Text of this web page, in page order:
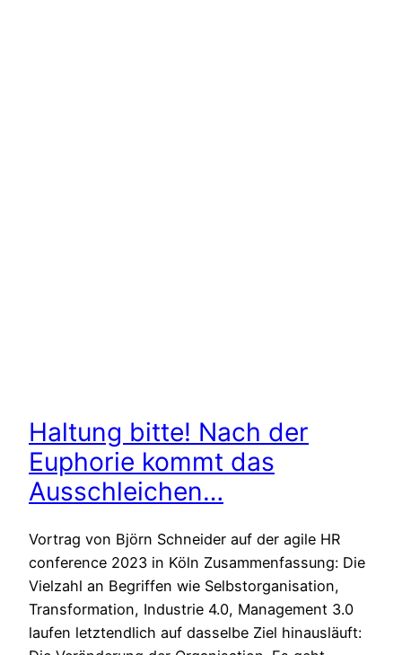
Haltung bitte! Nach der
Euphorie kommt das
Ausschleichen…
Vortrag von Björn Schneider auf der agile HR
conference 2023 in Köln Zusammenfassung: Die
Vielzahl an Begriffen wie Selbstorganisation,
Transformation, Industrie 4.0, Management 3.0
laufen letztendlich auf dasselbe Ziel hinausläuft: